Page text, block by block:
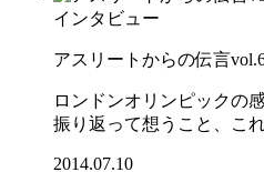
インタビュー
アスリートからの伝言
ロンドンオリンピックの
振り返って想うこと、こ
2014.07.10